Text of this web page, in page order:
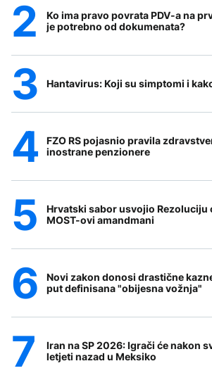
Ko ima pravo povrata PDV-a na
je potrebno od dokumenata?
Hantavirus: Koji su simptomi i
FZO RS pojasnio pravila
inostrane penzionere
Hrvatski sabor usvojio Rezoluciju
MOST-ovi amandmani
Novi zakon donosi drastične
put definisana "obijesna vožnja"
Iran na SP 2026: Igrači će nakon
letjeti nazad u Meksiko